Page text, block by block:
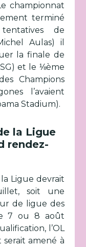
championnat
terminé
de
Aulas) il
la finale de
et le ⅛ème
Champions
l’avaient
Stadium).
la Ligue
rendez-
Ligue devrait
soit une
de ligue des
7 ou 8 août
l’OL
serait amené à